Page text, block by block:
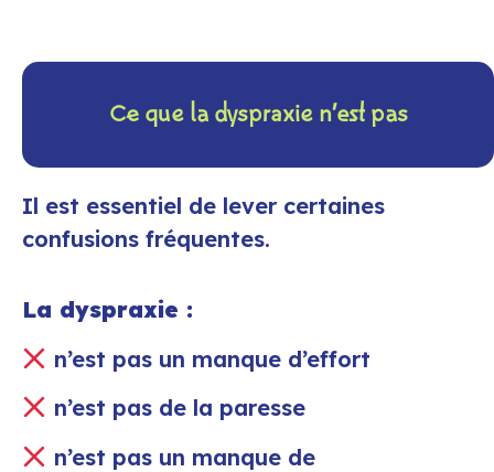
Ce que la dyspraxie n’est pas
Il est essentiel de lever certaines
confusions fréquentes.
La dyspraxie :
n’est pas un manque d’effort
n’est pas de la paresse
n’est pas un manque de